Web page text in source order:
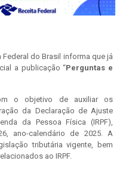
do Brasil informa que já
a publicação “Perguntas e
o objetivo de auxiliar os
da Declaração de Ajuste
da Pessoa Física (IRPF),
ano-calendário de 2025. A
tributária vigente, bem
ao IRPF.